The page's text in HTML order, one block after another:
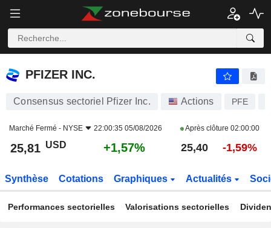
PFIZER INC.
PFIZER INC.
Consensus sectoriel Pfizer Inc. Actions PFE
Marché Fermé - NYSE 22:00:35 05/08/2026 Après clôture 02:00:00
25,81 USD +1,57% 25,40 -1,59%
Synthèse Cotations Graphiques Actualités
Performances sectorielles Valorisations sectorielles